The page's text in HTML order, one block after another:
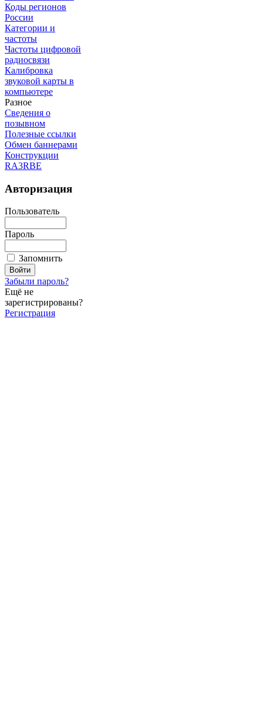
Коды регионов
России
Категории и
частоты
Частоты цифровой
радиосвязи
Калибровка
звуковой карты в
компьютере
Разное
Сведения о
позывном
Полезные ссылки
Обмен баннерами
Конструкции
RA3RBE
Авторизация
Пользователь
Пароль
Запомнить
Забыли пароль?
Ещё не
зарегистрированы?
Регистрация